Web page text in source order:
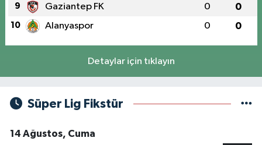
9 Gaziantep FK 0 0
10 Alanyaspor 0 0
Detaylar için tıklayın
Süper Lig Fikstür
14 Ağustos, Cuma